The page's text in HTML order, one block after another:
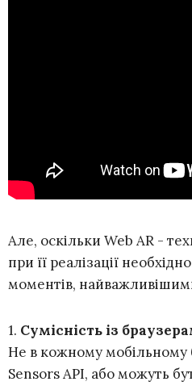
Але, оскільки Web AR -
при її реалізації
моментів,
1. Сумісність із
Не в кожному мобільному
Sensors API, або можуть